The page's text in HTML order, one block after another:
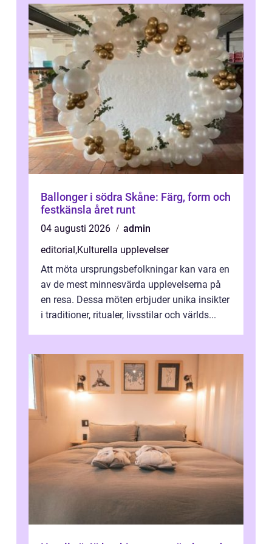
Ballonger i södra Skåne: Färg, form och
festkänsla året runt
04 augusti 2026
admin
editorial,Kulturella upplevelser
Att möta ursprungsbefolkningar kan vara en
av de mest minnesvärda upplevelserna på
en resa. Dessa möten erbjuder unika insikter
i traditioner, ritualer, livsstilar och världs...